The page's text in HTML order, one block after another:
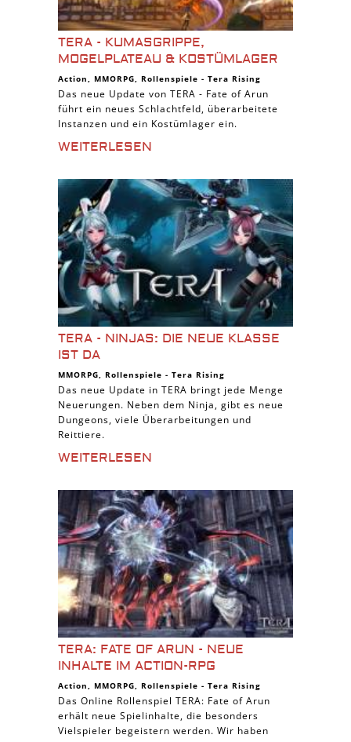
TERA - KUMASGRIPPE,
MOGELPLATEAU & KOSTÜMLAGER
Action, MMORPG, Rollenspiele - Tera Rising
Das neue Update von TERA - Fate of Arun
führt ein neues Schlachtfeld, überarbeitete
Instanzen und ein Kostümlager ein.
WEITERLESEN
TERA - NINJAS: DIE NEUE KLASSE
IST DA
MMORPG, Rollenspiele - Tera Rising
Das neue Update in TERA bringt jede Menge
Neuerungen. Neben dem Ninja, gibt es neue
Dungeons, viele Überarbeitungen und
Reittiere.
WEITERLESEN
TERA: FATE OF ARUN - NEUE
INHALTE IM ACTION-RPG
Action, MMORPG, Rollenspiele - Tera Rising
Das Online Rollenspiel TERA: Fate of Arun
erhält neue Spielinhalte, die besonders
Vielspieler begeistern werden. Wir haben